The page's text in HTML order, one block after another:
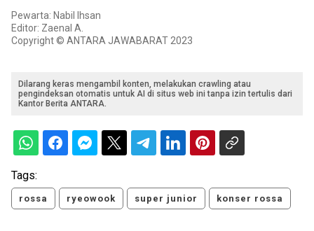
Pewarta: Nabil Ihsan
Editor: Zaenal A.
Copyright © ANTARA JAWABARAT 2023
Dilarang keras mengambil konten, melakukan crawling atau
pengindeksan otomatis untuk AI di situs web ini tanpa izin tertulis dari
Kantor Berita ANTARA.
Tags:
rossa ryeowook super junior konser rossa